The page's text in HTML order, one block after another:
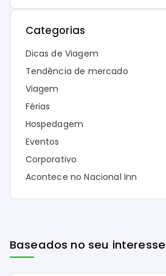
Categorias
Dicas de Viagem
Tendência de mercado
Viagem
Férias
Hospedagem
Eventos
Corporativo
Acontece no Nacional Inn
Baseados no seu interesse